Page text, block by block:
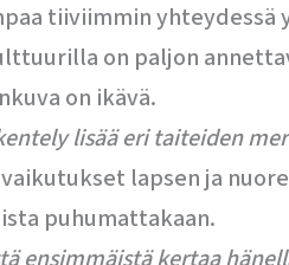
tiiviimmin
on paljon
on ikävä.
lisää eri taiteiden
lapsen ja
puhumattakaan.